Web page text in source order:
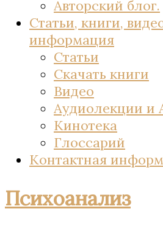
Авторский блог.
Статьи, книги,
информация
Статьи
Скачать книги
Видео
Аудиолекции и
Кинотека
Глоссарий
Контактная
Психоанализ